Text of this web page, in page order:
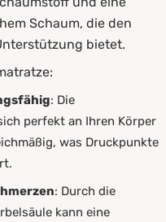
Schaum, die den
bietet.
: Die
perfekt an Ihren Körper
was Druckpunkte
: Durch die
kann eine